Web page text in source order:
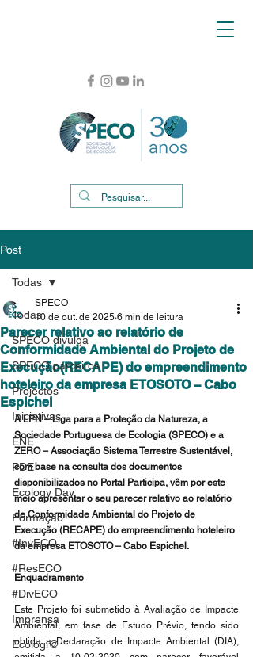
Post
Todas
SPECO divulga
SPECO parceiros
Projectos
Iniciativas
ENE
PDE
Ecology Day
Formação
#InvECO
#ResECO
#DivECO
Imprensa
Ecologi@
Todas
Parecer relativo ao relatório de
Conformidade Ambiental do Projeto de
Execução(RECAPE) do empreendimento
hoteleiro da empresa ETOSOTO – Cabo
Espichel
SPECO
10 de out. de 2025 6 min de leitura
A LPN – Liga para a Proteção da Natureza, a
Sociedade Portuguesa de Ecologia (SPECO) e a
ZERO – Associação Sistema Terrestre Sustentável,
com base na consulta dos documentos
disponibilizados no Portal Participa, vêm por este
meio apresentar o seu parecer relativo ao relatório
de Conformidade Ambiental do Projeto de
Execução (RECAPE) do empreendimento hoteleiro
da empresa ETOSOTO – Cabo Espichel.
Enquadramento
Este Projeto foi submetido à Avaliação de Impacte
Ambiental, em fase de Estudo Prévio, tendo sido
obtida a Declaração de Impacte Ambiental (DIA),